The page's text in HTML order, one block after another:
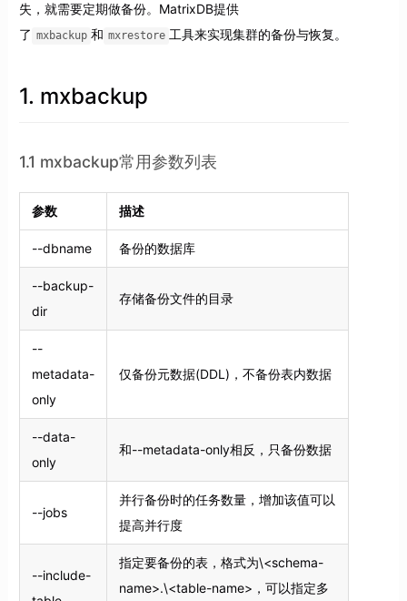
失，就需要定期做备份。MatrixDB提供
了 mxbackup 和 mxrestore 工具来实现集群的备份与恢复。
1. mxbackup
1.1 mxbackup常用参数列表
参数 描述
--dbname 备份的数据库
--backup-
dir
存储备份文件的目录
--
metadata-
only
仅备份元数据(DDL)，不备份表内数据
--data-
only
和--metadata-only相反，只备份数据
--jobs
并行备份时的任务数量，增加该值可以
提高并行度
--include-
指定要备份的表，格式为\<schema-
name>.\<table-name>，可以指定多